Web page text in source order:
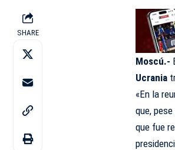
SHARE
Moscú.-
Ucrania
«En la
que,
que fue